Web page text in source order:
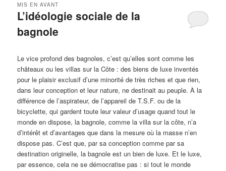
L’idéologie sociale de la
bagnole
MIS EN AVANT
Le vice profond des bagnoles, c’est qu’elles sont comme les
châteaux ou les villas sur la Côte : des biens de luxe inventés
pour le plaisir exclusif d’une minorité de très riches et que rien,
dans leur conception et leur nature, ne destinait au peuple. À la
différence de l’aspirateur, de l’appareil de T.S.F. ou de la
bicyclette, qui gardent toute leur valeur d’usage quand tout le
monde en dispose, la bagnole, comme la villa sur la côte, n’a
d’intérêt et d’avantages que dans la mesure où la masse n’en
dispose pas. C’est que, par sa conception comme par sa
destination originelle, la bagnole est un bien de luxe. Et le luxe,
par essence, cela ne se démocratise pas : si tout le monde